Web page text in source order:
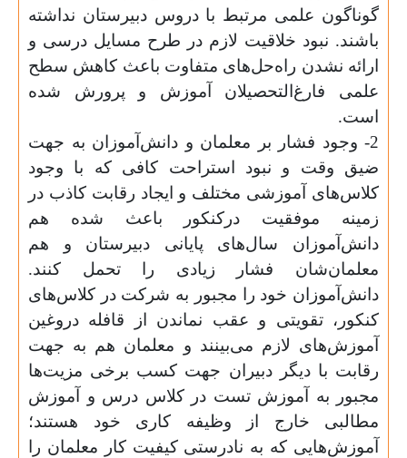
گوناگون علمی مرتبط با دروس دبیرستان نداشته
باشند. نبود خلاقیت لازم در طرح مسایل درسی و
ارائه نشدن راه‌حل‌های متفاوت باعث کاهش سطح
علمی فارغ‌التحصیلان آموزش و پرورش شده
است.
2- وجود فشار بر معلمان و دانش‌آموزان به جهت
ضیق وقت و نبود استراحت کافی که با وجود
کلاس‌های آموزشی مختلف و ایجاد رقابت کاذب در
زمینه موفقیت درکنکور باعث شده هم
دانش‌آموزان سال‌های پایانی دبیرستان و هم
معلمان‌شان فشار زیادی را تحمل کنند.
دانش‌آموزان خود را مجبور به شرکت در کلاس‌های
کنکور، تقویتی و عقب نماندن از قافله دروغین
آموزش‌های لازم می‌بینند و معلمان هم به جهت
رقابت با دیگر دبیران جهت کسب برخی مزیت‌ها
مجبور به آموزش تست در کلاس درس و آموزش
مطالبی خارج از وظیفه کاری خود هستند؛
آموزش‌هایی که به نادرستی کیفیت کار معلمان را